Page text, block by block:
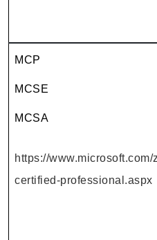
MCP
MCSE
MCSA
https://
certified-professional.aspx